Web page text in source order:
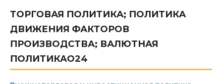
ТОРГОВАЯ ПОЛИТИКА; ПОЛИТИКА
ДВИЖЕНИЯ ФАКТОРОВ
ПРОИЗВОДСТВА; ВАЛЮТНАЯ
ПОЛИТИКАO24